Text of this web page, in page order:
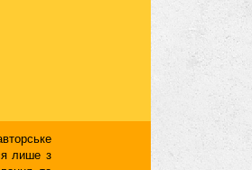
лише з
та